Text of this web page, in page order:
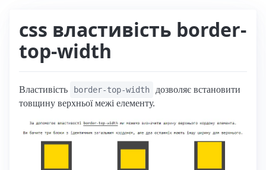
css властивість border-
top-width
Властивість border-top-width
дозволяє встановити
товщину верхньої межі елементу.